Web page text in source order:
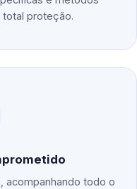
proteção.
acompanhando todo o